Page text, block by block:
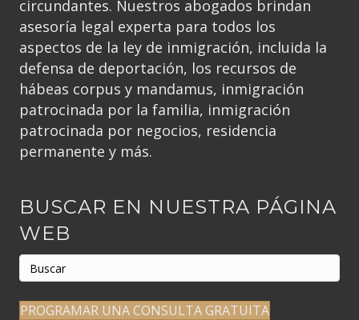
circundantes. Nuestros abogados brindan
asesoría legal experta para todos los
aspectos de la ley de inmigración, incluida la
defensa de deportación, los recursos de
hábeas corpus y mandamus, inmigración
patrocinada por la familia, inmigración
patrocinada por negocios, residencia
permanente y más.
BUSCAR EN NUESTRA PÁGINA
WEB
PROGRAMAR UNA CONSULTA GRATUITA